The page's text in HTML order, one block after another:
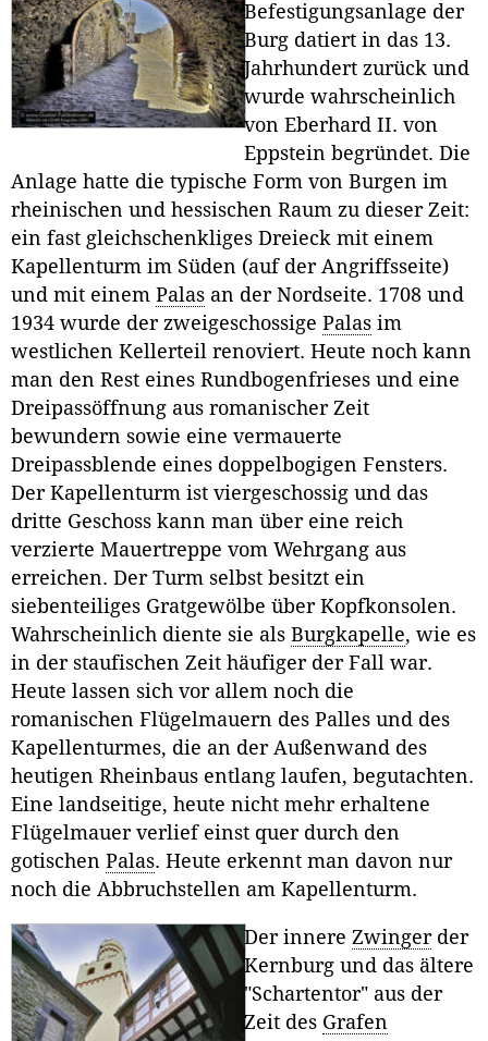
Befestigungsanlage der
Burg datiert in das 13.
Jahrhundert zurück und
wurde wahrscheinlich
von Eberhard II. von
Eppstein begründet. Die
Anlage hatte die typische Form von Burgen im
rheinischen und hessischen Raum zu dieser Zeit:
ein fast gleichschenkliges Dreieck mit einem
Kapellenturm im Süden (auf der Angriffsseite)
und mit einem Palas an der Nordseite. 1708 und
1934 wurde der zweigeschossige Palas im
westlichen Kellerteil renoviert. Heute noch kann
man den Rest eines Rundbogenfrieses und eine
Dreipassöffnung aus romanischer Zeit
bewundern sowie eine vermauerte
Dreipassblende eines doppelbogigen Fensters.
Der Kapellenturm ist viergeschossig und das
dritte Geschoss kann man über eine reich
verzierte Mauertreppe vom Wehrgang aus
erreichen. Der Turm selbst besitzt ein
siebenteiliges Gratgewölbe über Kopfkonsolen.
Wahrscheinlich diente sie als Burgkapelle, wie es
in der staufischen Zeit häufiger der Fall war.
Heute lassen sich vor allem noch die
romanischen Flügelmauern des Palles und des
Kapellenturmes, die an der Außenwand des
heutigen Rheinbaus entlang laufen, begutachten.
Eine landseitige, heute nicht mehr erhaltene
Flügelmauer verlief einst quer durch den
gotischen Palas. Heute erkennt man davon nur
noch die Abbruchstellen am Kapellenturm.
Der innere Zwingerder
Kernburg und das ältere
"Schartentor" aus der
Zeit des Grafen